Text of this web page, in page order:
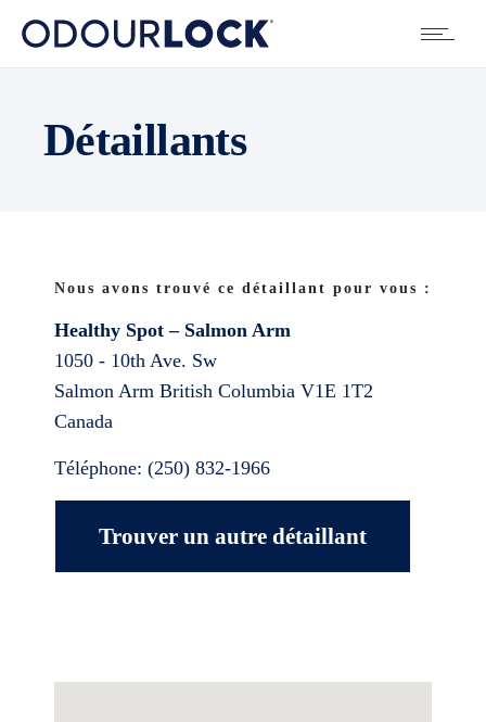
Détaillants
Nous avons trouvé ce détaillant pour vous :
Healthy Spot – Salmon Arm
1050 - 10th Ave. Sw
Salmon Arm British Columbia V1E 1T2
Canada
Téléphone: (250) 832-1966
Trouver un autre détaillant